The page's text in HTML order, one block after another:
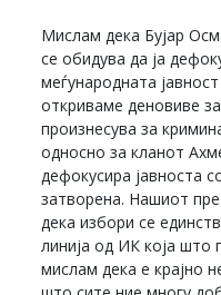
Мислам дека Бујар
се обидува да ја
меѓународната
откриваме деновиве
произнесува за
односно за кланот
дефокусира јавноста
затворена. Нашиот
дека избори се
линија од ИК која што
мислам дека е крајно